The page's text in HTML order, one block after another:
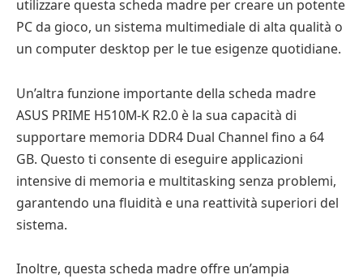
utilizzare questa scheda madre per creare un potente
PC da gioco, un sistema multimediale di alta qualità o
un computer desktop per le tue esigenze quotidiane.
Un’altra funzione importante della scheda madre
ASUS PRIME H510M-K R2.0 è la sua capacità di
supportare memoria DDR4 Dual Channel fino a 64
GB. Questo ti consente di eseguire applicazioni
intensive di memoria e multitasking senza problemi,
garantendo una fluidità e una reattività superiori del
sistema.
Inoltre, questa scheda madre offre un’ampia